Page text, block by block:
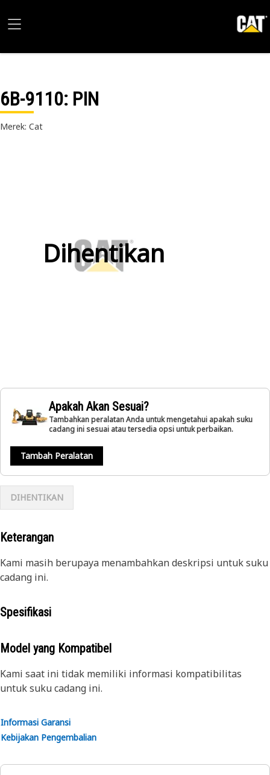
6B-9110: PIN
Merek: Cat
Dihentikan
Apakah Akan Sesuai?
Tambahkan peralatan Anda untuk mengetahui apakah suku
cadang ini sesuai atau tersedia opsi untuk perbaikan.
Tambah Peralatan
DIHENTIKAN
Keterangan
Kami masih berupaya menambahkan deskripsi untuk suku
cadang ini.
Spesifikasi
Model yang Kompatibel
Kami saat ini tidak memiliki informasi kompatibilitas
untuk suku cadang ini.
Informasi Garansi
Kebijakan Pengembalian